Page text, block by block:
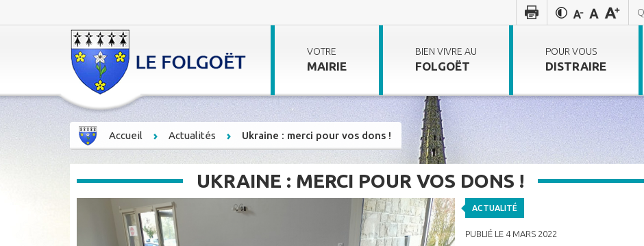
VOTRE
MAIRIE
BIEN VIVRE AU
FOLGOËT
POUR VOUS
DISTRAIRE
Accueil Actualités Ukraine : merci pour vos dons !
UKRAINE : MERCI POUR VOS DONS !
ACTUALITÉ
PUBLIÉ LE 4 MARS 2022